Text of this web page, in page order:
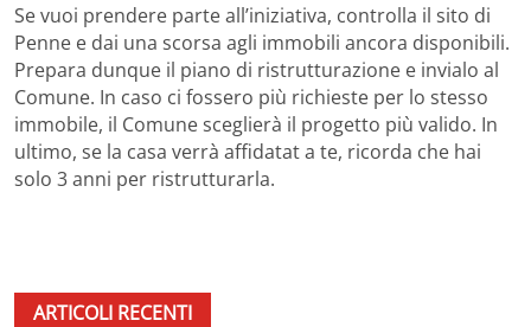
Se vuoi prendere parte all’iniziativa, controlla il sito di
Penne e dai una scorsa agli immobili ancora disponibili.
Prepara dunque il piano di ristrutturazione e invialo al
Comune. In caso ci fossero più richieste per lo stesso
immobile, il Comune sceglierà il progetto più valido. In
ultimo, se la casa verrà affidatat a te, ricorda che hai
solo 3 anni per ristrutturarla.
ARTICOLI RECENTI